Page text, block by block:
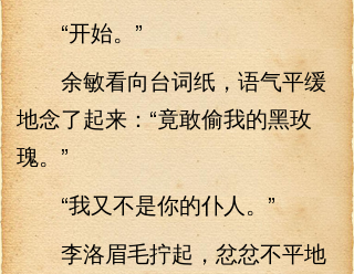
“开始。”
余敏看向台词纸，语气平缓
地念了起来：“竟敢偷我的黑玫
瑰。”
“我又不是你的仆人。”
李洛眉毛拧起，忿忿不平地